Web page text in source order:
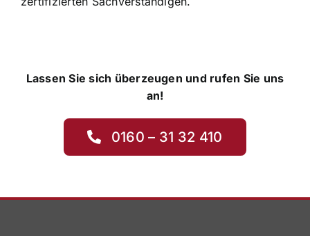
Lassen Sie sich überzeugen und rufen Sie uns
an!
0160 – 31 32 410